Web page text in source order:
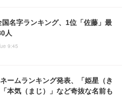
国名字ランキング、1位「佐藤」最
人
9:45
ームランキング発表、「姫星（き
本気（まじ）」など奇抜な名前も